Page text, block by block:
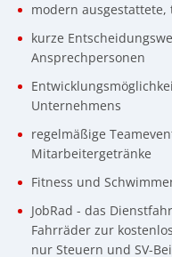
modern
kurze
Ansprechpersonen
Unternehmens
regelmäßige
Mitarbeitergetränke
Fitness und
JobRad - das
Fahrräder zur
nur Steuern und SV-